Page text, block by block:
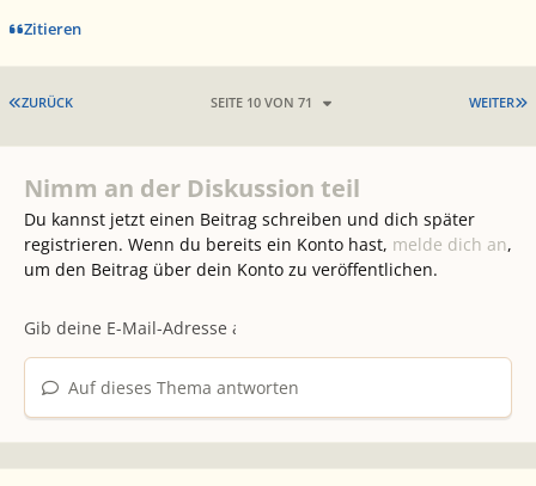
Zitieren
ERSTE SEITE
ZURÜCK WEITER
SEITE 10 VON 71
Nimm an der Diskussion teil
Du kannst jetzt einen Beitrag schreiben und dich später
registrieren. Wenn du bereits ein Konto hast, melde dich an,
um den Beitrag über dein Konto zu veröffentlichen.
Auf dieses Thema antworten